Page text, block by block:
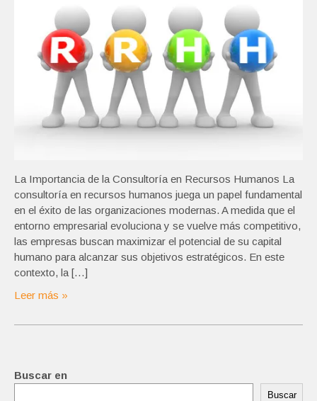
La Importancia de la Consultoría en Recursos Humanos La
consultoría en recursos humanos juega un papel fundamental
en el éxito de las organizaciones modernas. A medida que el
entorno empresarial evoluciona y se vuelve más competitivo,
las empresas buscan maximizar el potencial de su capital
humano para alcanzar sus objetivos estratégicos. En este
contexto, la […]
Leer más »
Buscar en
Buscar